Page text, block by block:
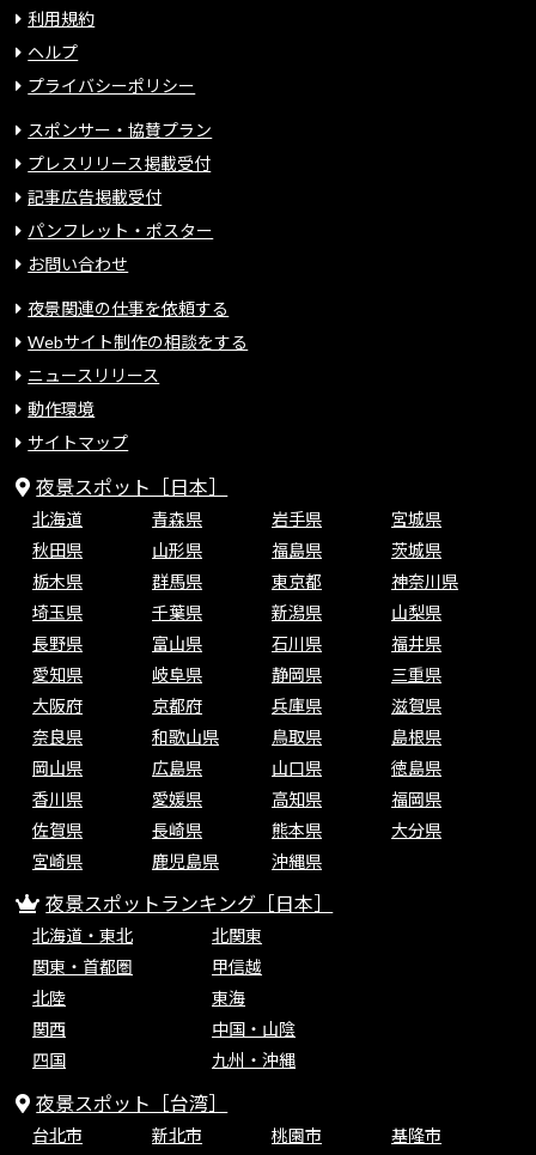
利用規約
ヘルプ
プライバシーポリシー
スポンサー・協賛プラン
プレスリリース掲載受付
記事広告掲載受付
パンフレット・ポスター
お問い合わせ
夜景関連の仕事を依頼する
Webサイト制作の相談をする
ニュースリリース
動作環境
サイトマップ
夜景スポット［日本］
北海道 青森県 岩手県
宮城県
秋田県
山形県 福島県
茨城県
栃木県
群馬県 東京都
神奈川県
埼玉県
千葉県 新潟県
山梨県
長野県
富山県 石川県
福井県
愛知県
岐阜県 静岡県
三重県
大阪府
京都府 兵庫県
滋賀県
奈良県
和歌山県 鳥取県
島根県
岡山県
広島県 山口県
徳島県
香川県
愛媛県 高知県
福岡県
佐賀県
長崎県 熊本県
大分県
宮崎県
鹿児島県 沖縄県
夜景スポットランキング［日本］
北海道・東北
北関東
関東・首都圏
甲信越
北陸
東海
関西
中国・山陰
四国
九州・沖縄
夜景スポット［台湾］
台北市 新北市 桃園市
基隆市